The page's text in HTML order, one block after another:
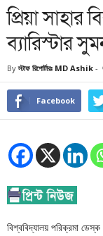
প্রিয়া
ব্যারিস্টার
By স্টাফ রিপোর্টারঃ MD Ashik -
Facebook
বিশ্ববিদ্যালয় পরিক্রমা ডেস্ক :